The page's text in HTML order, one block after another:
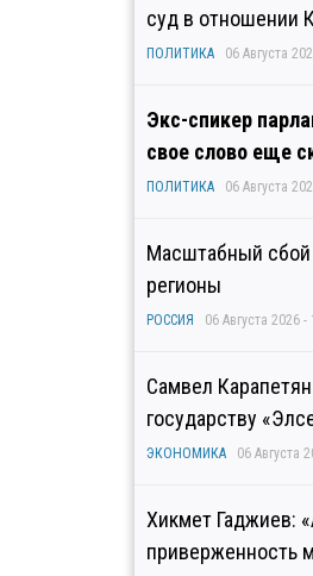
суд в отношении
ПОЛИТИКА 06 Августа
Экс-спикер
свое слово еще
ПОЛИТИКА 06 Августа
Масштабный сбой
регионы
РОССИЯ 06 Августа 2026 -
Самвел
государству
ЭКОНОМИКА 06 Августа
Хикмет Гаджиев:
приверженность